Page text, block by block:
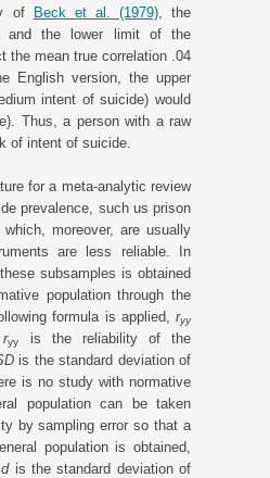
of
Beck et al. (1979), the
and the lower limit of the
the mean true correlation .04
English version, the upper
intent of suicide) would
Thus, a person with a raw
of intent of suicide.
for a meta-analytic review
prevalence, such us prison
moreover, are usually
are less reliable. In
subsamples is obtained
population through the
formula is applied, ryy
ryy
is the reliability of the
is the standard deviation of
is no study with normative
population can be taken
by sampling error so that a
population is obtained,
is the standard deviation of